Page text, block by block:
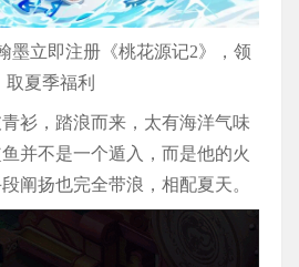
墨立即注册《桃花源记2》，领
取夏季福利
衫，踏浪而来，太有海洋气味
并不是一个遁入，而是他的火
阐扬也完全带浪，相配夏天。